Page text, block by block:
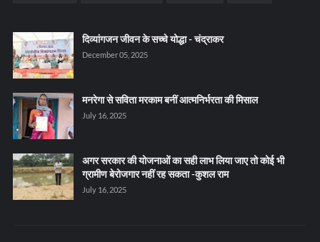
दिव्यांगजन जीवन के सच्चे योद्धा - चंद्राकर
December 05, 2025
मनरेगा से सविता मरकाम बनीं आत्मनिर्भरता की मिसाल
July 16, 2025
अगर सरकार की योजनाओं का सही लाभ लिया जाए तो कोई भी
ग्रामीण बेरोजगार नहीं रह सकता -कुशल राम
July 16, 2025